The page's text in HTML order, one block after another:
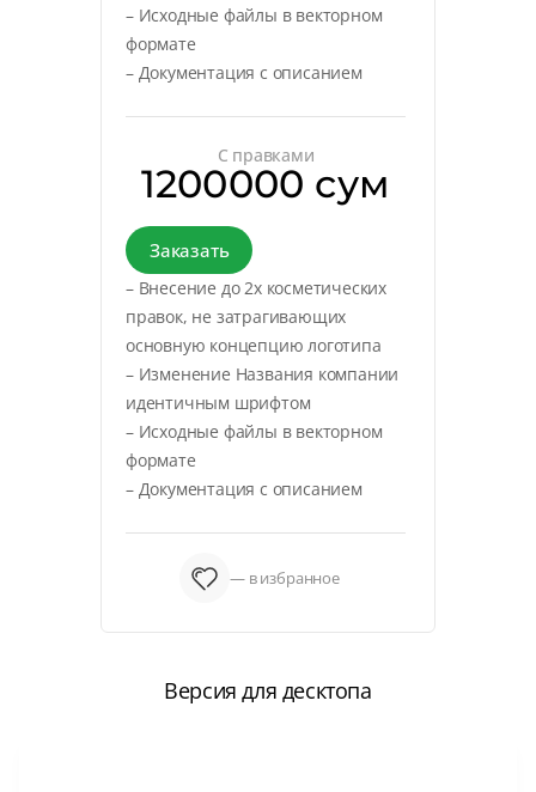
– Исходные файлы в векторном
формате
– Документация с описанием
С правками
1200000 сум
Заказать
– Внесение до 2х косметических
правок, не затрагивающих
основную концепцию логотипа
– Изменение Названия компании
идентичным шрифтом
– Исходные файлы в векторном
формате
– Документация с описанием
— в избранное
Версия для десктопа